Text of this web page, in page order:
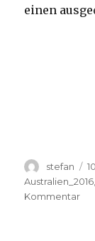
einen
Autor
stefan
Australien_2016
Kommentarzu